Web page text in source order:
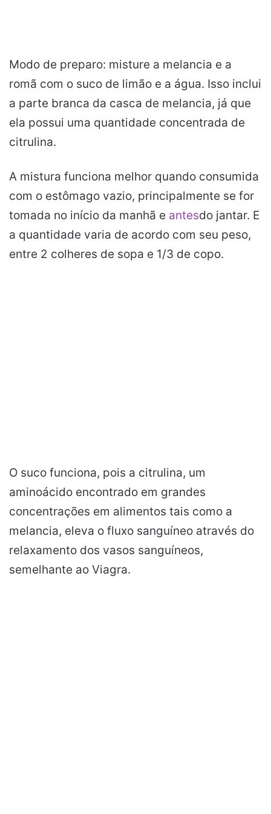
Modo de preparo: misture a melancia e a
romã com o suco de limão e a água. Isso inclui
a parte branca da casca de melancia, já que
ela possui uma quantidade concentrada de
citrulina.
A mistura funciona melhor quando consumida
com o estômago vazio, principalmente se for
tomada no início da manhã e antesdo jantar. E
a quantidade varia de acordo com seu peso,
entre 2 colheres de sopa e 1/3 de copo.
O suco funciona, pois a citrulina, um
aminoácido encontrado em grandes
concentrações em alimentos tais como a
melancia, eleva o fluxo sanguíneo através do
relaxamento dos vasos sanguíneos,
semelhante ao Viagra.